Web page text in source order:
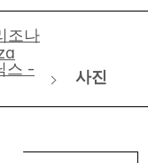
조나
스 -
사진